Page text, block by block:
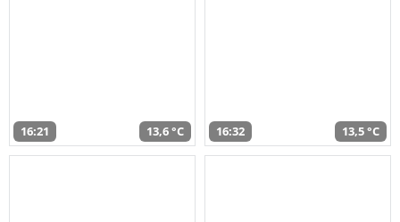
16:21 13,6 °C 16:32 13,5 °C